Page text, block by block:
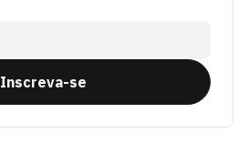
Inscreva-se